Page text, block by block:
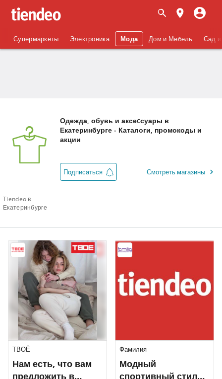
Супермаркеты Электроника Мода Дом и Мебель Сад
Tiendeo в
Екатеринбурге
Одежда, обувь и аксеcсуары в
Екатеринбурге - Каталоги, промокоды и
акции
Подписаться Смотреть магазины
ТВОЁ
Нам есть, что вам
предложить в
Фамилия
Модный
спортивный стиль